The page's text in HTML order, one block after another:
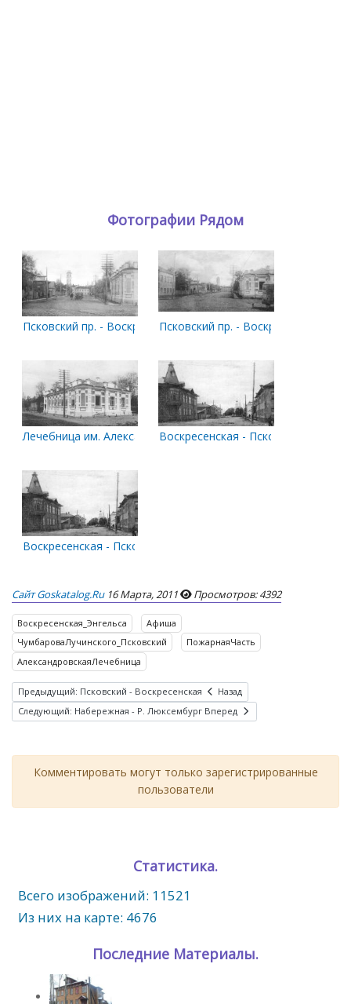
Фотографии Рядом
Псковский пр. - Воскресенская ул.Псковский пр. - Воскресенская ул.
Лечебница им. Александра IIВоскресенская - Псковский
Воскресенская - Псковский
Сайт Goskatalog.ru 16 Марта, 2011 Просмотров: 4392
Воскресенская_Энгельса
Афиша
ЧумбароваЛучинского_Псковский
ПожарнаяЧасть
АлександровскаяЛечебница
Предыдущий: Псковский - Воскресенская
Назад
Следующий: Набережная - Р. Люксембург Вперед
Комментировать могут только зарегистрированные
пользователи
Статистика.
Всего изображений: 11521
Из них на карте: 4676
Последние Материалы.